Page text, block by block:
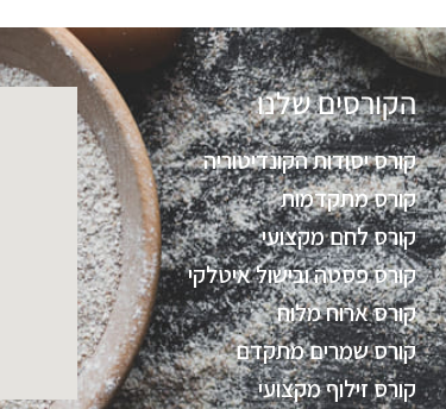
הקורסים שלנו
קורס יסודות הקונדיטוריה
קורס מתקדמות
קורס לחם מקצועי
קורס פסטה ובישול איטלקי
קורס ארוח מלוח
קורס שמרים מתקדם
קורס זילוף מקצועי